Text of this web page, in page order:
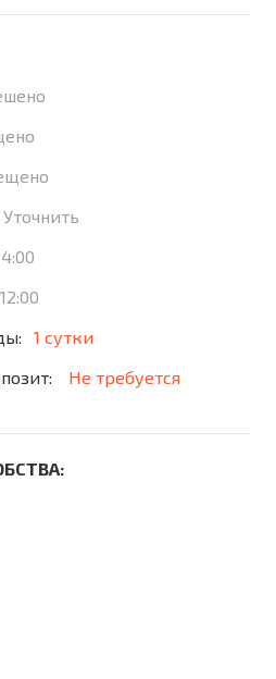
Уточнить
12:00
1 сутки
Не требуется